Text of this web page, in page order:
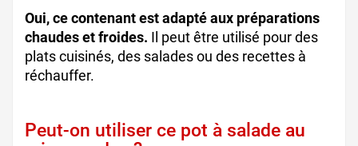
Oui, ce contenant est adapté aux préparations
chaudes et froides. Il peut être utilisé pour des
plats cuisinés, des salades ou des recettes à
réchauffer.
Peut-on utiliser ce pot à salade au